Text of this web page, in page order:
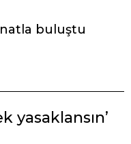
buluştu
yasaklansın’